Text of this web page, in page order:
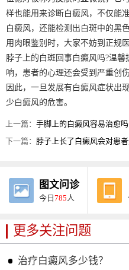
样也能用来诊断白癜风，不仅能
白癜风，还能检测出白斑中的黑
用肉眼鉴别时，大家不妨到正规
脖子上的白斑回事白癜风吗?温
响，患者的心理还会受到严重创
因此，一旦发展有白癜风症状出
少白癜风的危害。
上一篇：手脚上的白癜风容易治愈吗
下一篇： 脖子上长了白癜风会对患
图文问诊
今日785 人
更多关注问题
治疗白癜风多少钱？